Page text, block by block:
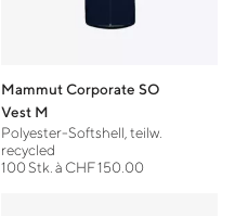
Mammut Corporate SO
Vest M
Polyester-Softshell, teilw.
recycled
100 Stk. à CHF 150.00